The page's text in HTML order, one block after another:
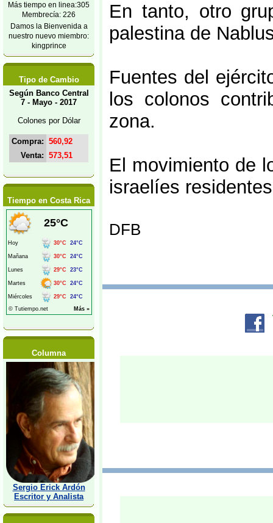
Más tiempo en linea:305
Membrecía: 226
Damos la Bienvenida a
nuestro nuevo miembro:
kingprince
Tipo de Cambio
Según Banco Central
7 - Mayo - 2017
Colones por Dólar
Compra: 560,92
Venta: 573,51
Tiempo en Costa Rica
Columna
Sergio Erick Ardón
Escritor y Analista
En tanto, otro
palestina de
Fuentes del
los colonos
zona.
El movimiento de
israelíes
DFB